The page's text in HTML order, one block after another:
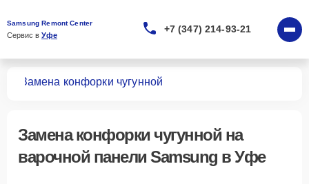
Samsung Remont Center
Сервис в Уфе
+7 (347) 214-93-21
Замена конфорки чугунной
Замена конфорки чугунной на
варочной панели Samsung в Уфе